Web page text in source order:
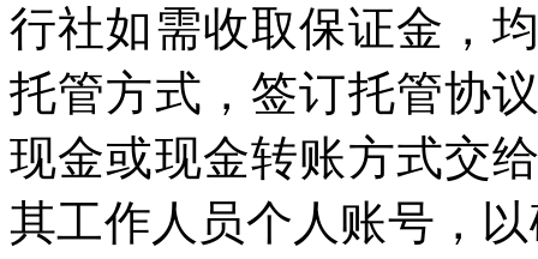
行社如需收取保证金，
托管方式，签订托管协
现金或现金转账方式交
其工作人员个人账号，